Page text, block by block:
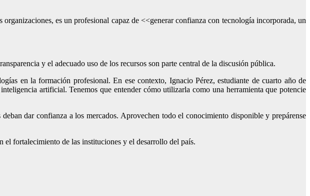
es un profesional capaz de <<generar confianza con tecnología incorporada, un
y el adecuado uso de los recursos son parte central de la discusión pública.
en la formación profesional. En ese contexto, Ignacio Pérez, estudiante de cuarto año de
artificial. Tenemos que entender cómo utilizarla como una herramienta que potencie
dar confianza a los mercados. Aprovechen todo el conocimiento disponible y prepárense
fortalecimiento de las instituciones y el desarrollo del país.